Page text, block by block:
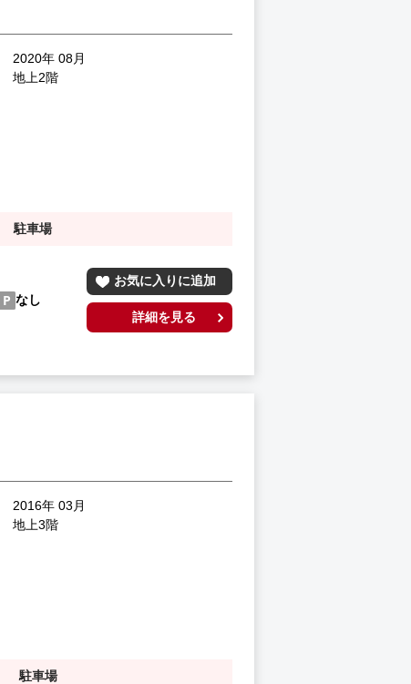
2020年 08月
地上2階
駐車場
なし
お気に入りに追加
詳細を見る
2016年 03月
地上3階
駐車場